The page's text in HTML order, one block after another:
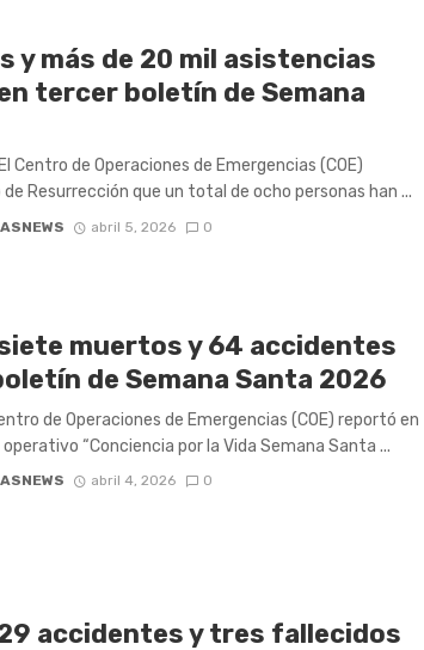
y más de 20 mil asistencias
tercer boletín de Semana
Centro de Operaciones de Emergencias (COE)
Resurrección que un total de ocho personas han ...
abril 5, 2026 0
muertos y 64 accidentes
de Semana Santa 2026
de Operaciones de Emergencias (COE) reportó en
“Conciencia por la Vida Semana Santa ...
abril 4, 2026 0
accidentes y tres fallecidos